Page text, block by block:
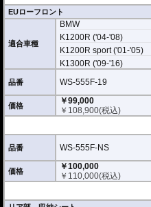
・表皮にはCarbonFXを採用
・高耐久、メンテナンスフリー。綾
EUローフロント
適合車種
BMW
K1200R ('04-'08)
K1200R sport ('01-'05)
K1300R ('09-'16)
品番 WS-555F-19
価格
￥99,000
￥ 108,900(税込)
品番 WS-555F-NS
価格
￥100,000
￥ 110,000(税込)